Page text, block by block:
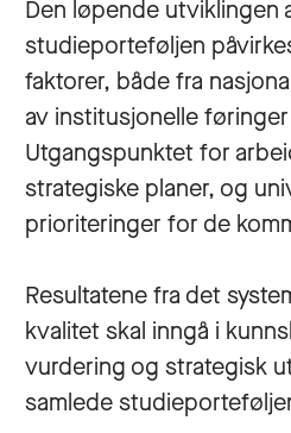
Den løpende utviklingen
studieporteføljen
faktorer, både fra
av institusjonelle
Utgangspunktet for
strategiske planer, og
prioriteringer for de
Resultatene fra det
kvalitet skal inngå i
vurdering og strategisk
samlede